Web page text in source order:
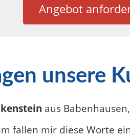
Angebot
unsere
aus Babenhausen
fallen mir diese Worte